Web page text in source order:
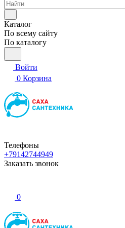
Каталог
По всему сайту
По каталогу
Войти
0 Корзина
Телефоны
+79142744949
Заказать звонок
0